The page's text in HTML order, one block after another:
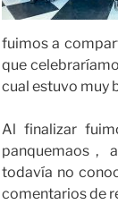
fuimos a
que
cual estuvo muy
Al finalizar
panquemaos ,
todavía no
comentarios de